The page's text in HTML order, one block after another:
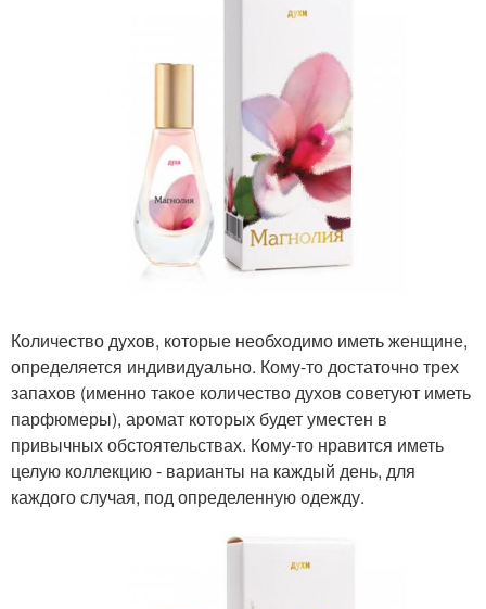
Количество духов, которые необходимо иметь женщине,
определяется индивидуально. Кому-то достаточно трех
запахов (именно такое количество духов советуют иметь
парфюмеры), аромат которых будет уместен в
привычных обстоятельствах. Кому-то нравится иметь
целую коллекцию - варианты на каждый день, для
каждого случая, под определенную одежду.